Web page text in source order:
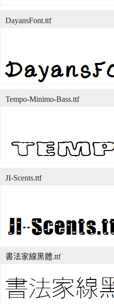
DayansFont.ttf
Tempo-Minimo-Bass.ttf
JI-Scents.ttf
書法家線黑體.ttf